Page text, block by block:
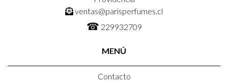
ventas@parisperfumes.cl
☎ 229932709
MENÚ
Contacto